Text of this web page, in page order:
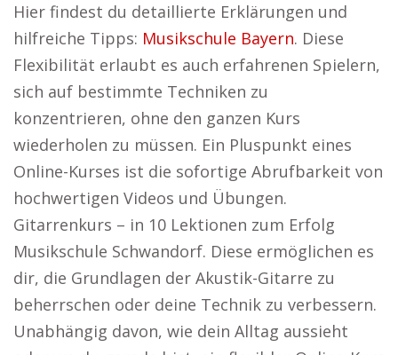
Hier findest du detaillierte Erklärungen und
hilfreiche Tipps: Musikschule Bayern. Diese
Flexibilität erlaubt es auch erfahrenen Spielern,
sich auf bestimmte Techniken zu
konzentrieren, ohne den ganzen Kurs
wiederholen zu müssen. Ein Pluspunkt eines
Online-Kurses ist die sofortige Abrufbarkeit von
hochwertigen Videos und Übungen.
Gitarrenkurs – in 10 Lektionen zum Erfolg
Musikschule Schwandorf. Diese ermöglichen es
dir, die Grundlagen der Akustik-Gitarre zu
beherrschen oder deine Technik zu verbessern.
Unabhängig davon, wie dein Alltag aussieht